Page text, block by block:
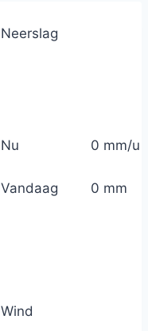
Neerslag
Nu
Vandaag
0 mm/u
0 mm
Wind